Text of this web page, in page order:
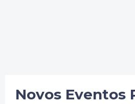
Novos Eventos